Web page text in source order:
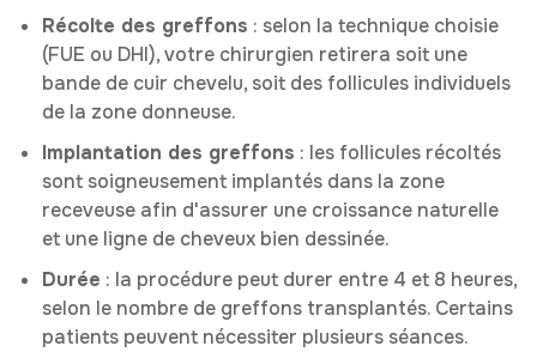
Récolte des greffons : selon la technique choisie
(FUE ou DHI), votre chirurgien retirera soit une
bande de cuir chevelu, soit des follicules individuels
de la zone donneuse.
Implantation des greffons : les follicules récoltés
sont soigneusement implantés dans la zone
receveuse afin d'assurer une croissance naturelle
et une ligne de cheveux bien dessinée.
Durée : la procédure peut durer entre 4 et 8 heures,
selon le nombre de greffons transplantés. Certains
patients peuvent nécessiter plusieurs séances.